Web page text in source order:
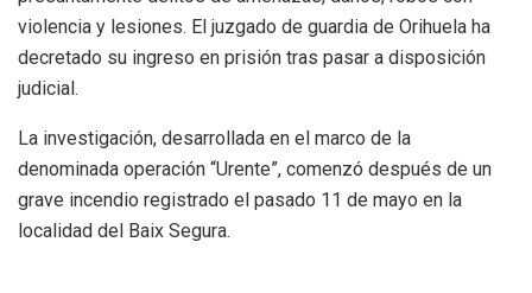
violencia y lesiones. El juzgado de guardia de Orihuela ha
decretado su ingreso en prisión tras pasar a disposición
judicial.
La investigación, desarrollada en el marco de la
denominada operación “Urente”, comenzó después de un
grave incendio registrado el pasado 11 de mayo en la
localidad del Baix Segura.